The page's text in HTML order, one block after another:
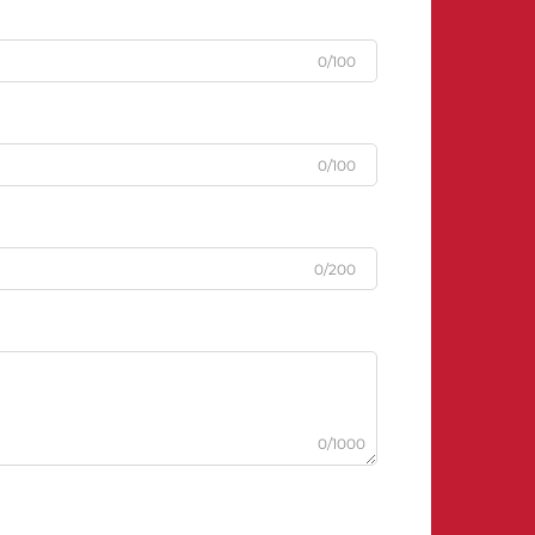
0/100
0/100
0/200
0/1000